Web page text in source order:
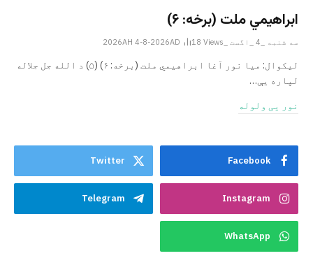
ابراهيمي ملت (برخه: ۶)
سه شنبه _4 _اگست _2026AH 4-8-2026AD 18 Views
ليکوال: میا نور آغا ابراهيمي ملت (برخه: ۶) (۵) د الله جل جلاله
لپاره یې…
نور یی ولوله
Facebook
Twitter
Instagram
Telegram
WhatsApp